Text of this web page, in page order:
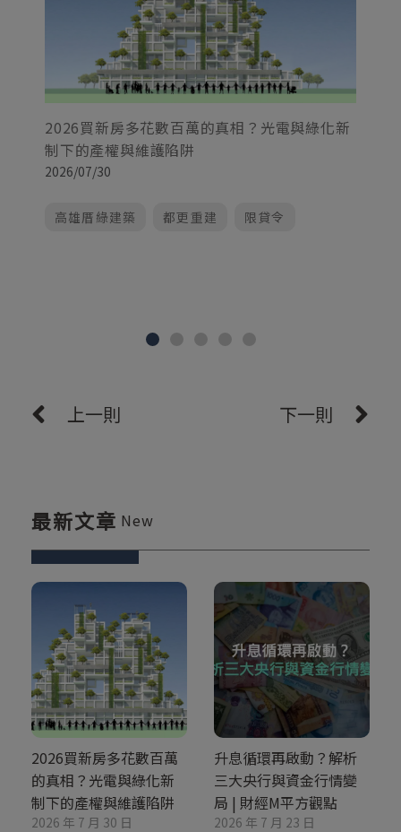
2026買新房多花數百萬的真相？光電與綠化新
制下的產權與維護陷阱
2026/07/30
高雄厝綠建築 都更重建 限貸令
上一則 下一則
最新文章 New
2026買新房多花數百萬
的真相？光電與綠化新
制下的產權與維護陷阱
2026 年 7 月 30 日
升息循環再啟動？解析
三大央行與資金行情變
局 | 財經M平方觀點
2026 年 7 月 23 日